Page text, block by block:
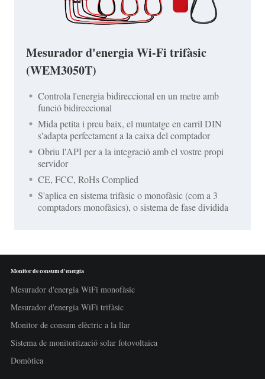
Mesurador d'energia Wi-Fi trifàsic
(WEM3050T)
Controla l'energia bidireccional en un metre amb
funció bidireccional
Mida petita i preu baix, el muntatge en carril DIN
s'adapta perfectament a la caixa del comptador
Obriu l'API per a la integració amb el vostre propi
servidor
CE, FCC, RoHs Complied
S'aplica en sistema trifàsic o monofàsic (com a 3
comptadors monofàsics), o sistema de fase dividida
Monitor de consum d'energia
Mesurador d'energia WiFi monofàsic
Mesurador d'energia WiFi trifàsic
Monitor de consum elèctric a la llar
Sistema de monitorització solar fotovoltaica
Domòtica